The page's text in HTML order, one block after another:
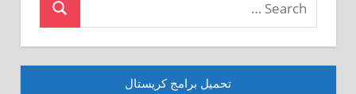
Search
تحميل برامج كريستال